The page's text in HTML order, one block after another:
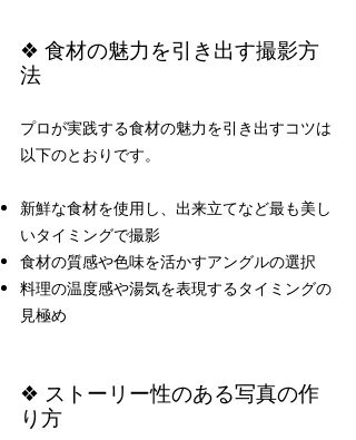
❖ 食材の魅力を引き出す撮影方
法
プロが実践する食材の魅力を引き出すコツは
以下のとおりです。
新鮮な食材を使用し、出来立てなど最も美し
いタイミングで撮影
食材の質感や色味を活かすアングルの選択
料理の温度感や湯気を表現するタイミングの
見極め
❖ ストーリー性のある写真の作
り方